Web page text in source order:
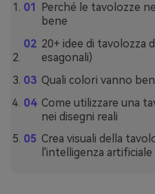
Perché le tavolozze
bene
20+ idee di tavolozza
esagonali)
Quali colori vanno
Come utilizzare una
nei disegni reali
Crea visuali della
l'intelligenza artificiale